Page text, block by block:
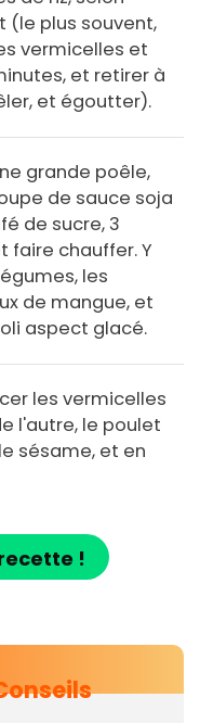
(le plus souvent,
vermicelles et
et retirer à
et égoutter).
grande poêle,
de sauce soja
de sucre, 3
faire chauffer. Y
les
de mangue, et
aspect glacé.
les vermicelles
l'autre, le poulet
sésame, et en
!